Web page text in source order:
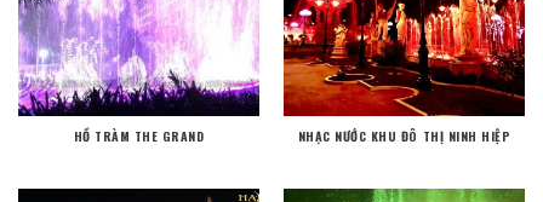
HỒ TRÀM THE GRAND NHẠC NƯỚC KHU ĐÔ THỊ NINH HIỆP